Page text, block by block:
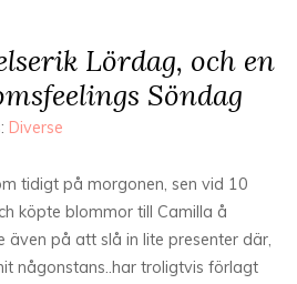
Lördag, och en
Söndag
Diverse
tidigt på morgonen, sen vid 10
köpte blommor till Camilla å
även på att slå in lite presenter där,
någonstans..har troligtvis förlagt